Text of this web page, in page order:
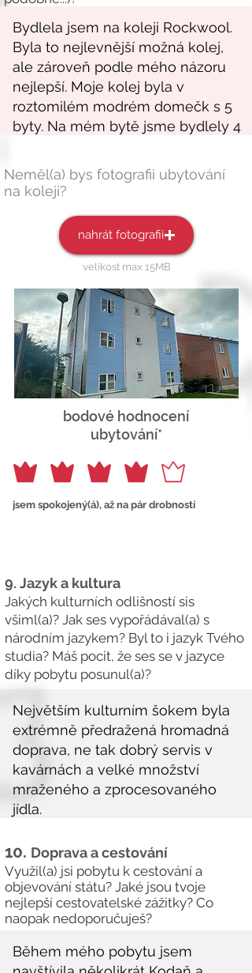
Neměl(a) bys fotografii ubytování
na koleji?
nahrát fotografii
velikost max 15MB
bodové hodnocení
ubytování*
jsem spokojený(á), až na pár drobností
9. Jazyk a kultura
Jakých kulturních odlišností sis
všiml(a)? Jak ses vypořádával(a) s
národním jazykem? Byl to i jazyk Tvého
studia? Máš pocit, že ses se v jazyce
díky pobytu posunul(a)?
10. Doprava a cestování
Využil(a) jsi pobytu k cestování a
objevování státu? Jaké jsou tvoje
nejlepší cestovatelské zážitky? Co
naopak nedoporučuješ?